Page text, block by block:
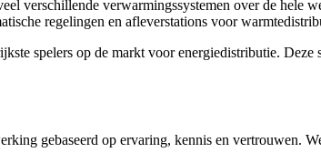
verschillende verwarmingssystemen over de hele
regelingen en afleverstations voor
spelers op de markt voor energiedistributie.
gebaseerd op ervaring, kennis en vertrouwen.